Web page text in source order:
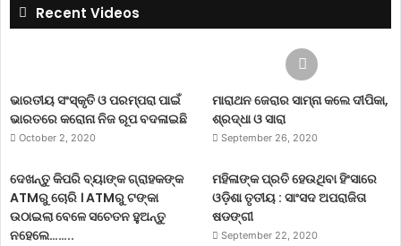
Recent Videos
ଭାରତୀୟ ସଂସ୍କୃତି ଓ ପରମ୍ପରା ପାଇଁ
ଭାରତରେ କରୋନା ନିଜ ରୂପ ବଦଳାଇଛି
October 2, 2020
ମାରାଥନ ଜେରାର ସାମ୍ନା କଲେ ଦୀପିକା,
ଶ୍ରଦ୍ଧା ଓ ସାରା
September 26, 2020
ଦେଖନ୍ତୁ କିପରି ବ୍ୟାଙ୍କ ଗ୍ରାହକଙ୍କ
ATMରୁ ଚୋରି । ATMରୁ ଟଙ୍କା
ଉଠାଇଲା ବେଳେ ସଚେତନ ହୁଅନ୍ତୁ
ନହେଲେ……..
ମହିଳାଙ୍କ ପ୍ରତି ହେଉଥିବା ହିଂସାରେ
ଓଡ଼ିଶା ତୃତୀୟ : ସାଂସଦ ଅପରାଜିତା
ଷଡଙ୍ଗୀ
September 22, 2020